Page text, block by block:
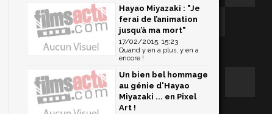
Hayao Miyazaki : "Je
ferai de l’animation
jusqu’à ma mort"
17/02/2015, 15:23
Quand y en a plus, y en a
encore !
Un bien bel hommage
au génie d'Hayao
Miyazaki ... en Pixel
Art !